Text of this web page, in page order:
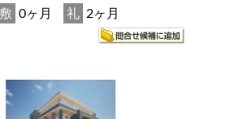
敷 0ヶ月 礼 2ヶ月